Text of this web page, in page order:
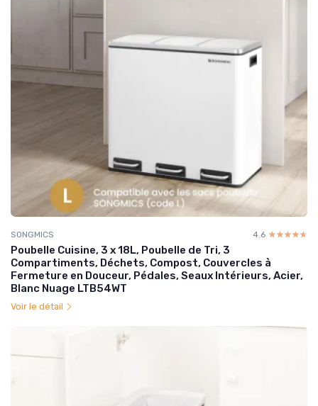
SONGMICS 4.6 ☆☆☆☆☆
★★★★★
Poubelle Cuisine, 3 x 18L, Poubelle de Tri, 3
Compartiments, Déchets, Compost, Couvercles à
Fermeture en Douceur, Pédales, Seaux Intérieurs, Acier,
Blanc Nuage LTB54WT
Voir le détail